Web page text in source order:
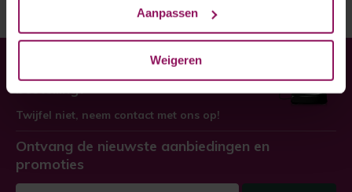
Aanpassen
Weigeren
rekeningoverzicht.
Heeft u hulp nodig bij uw
bestelling?
Twijfel niet, neem contact met ons op!
Ontvang de nieuwste aanbiedingen en
promoties